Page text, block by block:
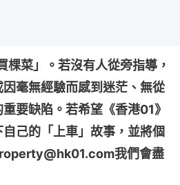
棵菜」。若沒有人從旁指導，
毫無經驗而感到迷茫、無從
要缺陷。若希望《香港01》
己的「上車」故事，並將個
我們會盡